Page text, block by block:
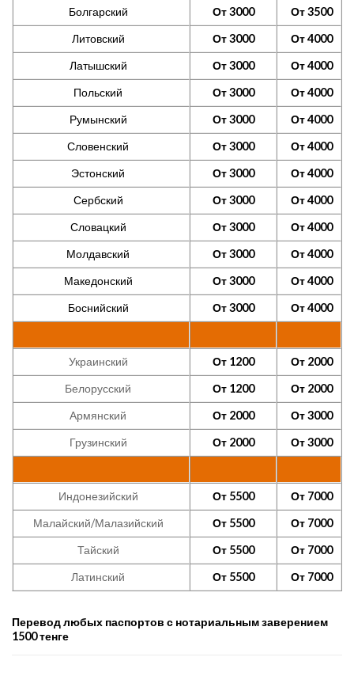
Болгарский
От 3000
От 3500
Литовский
От 3000
От 4000
Латышский
От 3000
От 4000
Польский
От 3000
От 4000
Румынский
От 3000
От 4000
Словенский
От 3000
От 4000
Эстонский
От 3000
От 4000
Сербский
От 3000
От 4000
Словацкий
От 3000
От 4000
Молдавский
От 3000
От 4000
Македонский
От 3000
От 4000
Боснийский
От 3000 От 4000
Украинский От 1200
От 2000
Белорусский
От 1200
От 2000
Армянский
От 2000
От 3000
Грузинский
От 2000 От 3000
Индонезийский От 5500
От 7000
Малайский/Малазийский
От 5500
От 7000
Тайский
От 5500
От 7000
Латинский
От 5500 От 7000
Перевод любых паспортов с нотариальным заверением
1500 тенге